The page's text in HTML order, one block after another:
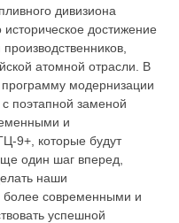
дивизиона
достижение
атомной отрасли. В
модернизации
поэтапной заменой
и
9+, которые будут
один шаг вперед,
наши
более современными и
успешной